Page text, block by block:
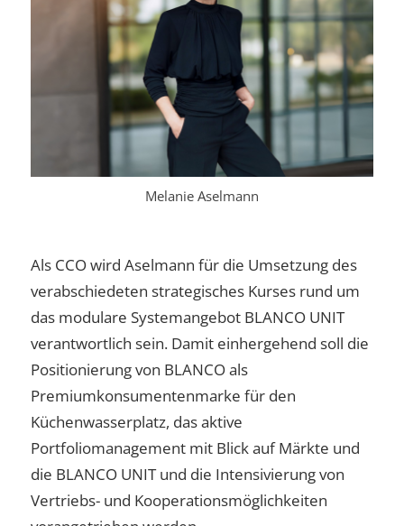
Melanie Aselmann
Als CCO wird Aselmann für die Umsetzung des
verabschiedeten strategisches Kurses rund um
das modulare Systemangebot BLANCO UNIT
verantwortlich sein. Damit einhergehend soll die
Positionierung von BLANCO als
Premiumkonsumentenmarke für den
Küchenwasserplatz, das aktive
Portfoliomanagement mit Blick auf Märkte und
die BLANCO UNIT und die Intensivierung von
Vertriebs- und Kooperationsmöglichkeiten